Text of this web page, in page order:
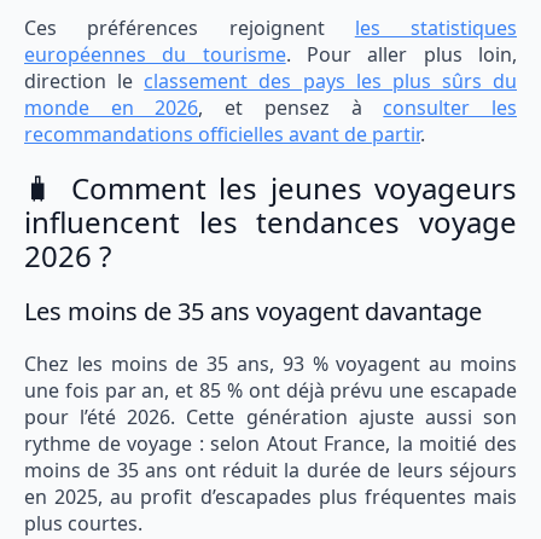
Ces préférences rejoignent les statistiques
européennes du tourisme. Pour aller plus loin,
direction le classement des pays les plus sûrs du
monde en 2026, et pensez à consulter les
recommandations officielles avant de partir.
🧳 Comment les jeunes voyageurs
influencent les tendances voyage
2026 ?
Les moins de 35 ans voyagent davantage
Chez les moins de 35 ans, 93 % voyagent au moins
une fois par an, et 85 % ont déjà prévu une escapade
pour l’été 2026. Cette génération ajuste aussi son
rythme de voyage : selon Atout France, la moitié des
moins de 35 ans ont réduit la durée de leurs séjours
en 2025, au profit d’escapades plus fréquentes mais
plus courtes.